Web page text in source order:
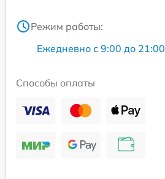
Режим работы:
Ежедневно с 9:00 до 21:00
Способы оплаты